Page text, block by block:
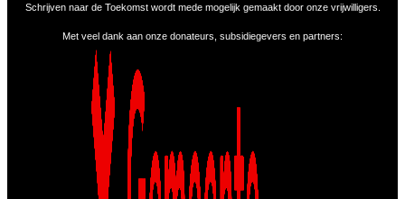
Schrijven naar de Toekomst wordt mede mogelijk gemaakt door onze vrijwilligers.
Met veel dank aan onze donateurs, subsidiegevers en partners: